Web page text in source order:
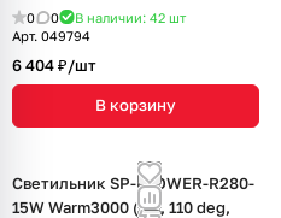
года)
0 0 В наличии: 42 шт
Арт. 049794
6 404 ₽/шт
В корзину
Светильник SP-FLOWER-R280-
15W Warm3000 (BK, 110 deg,